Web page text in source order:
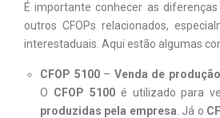
É importante conhecer as
outros CFOPs relacionados,
interestaduais. Aqui estão algumas
CFOP 5100– Venda de
O CFOP 5100é utilizado para
produzidas pela empresa . Já o